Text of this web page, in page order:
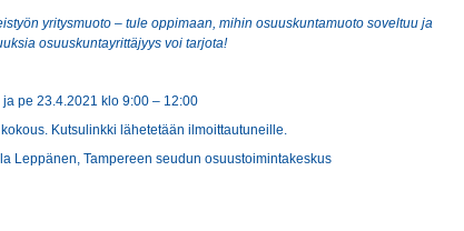
yritysmuoto – tule oppimaan, mihin osuuskuntamuoto soveltuu ja
osuuskuntayrittäjyys voi tarjota!
pe 23.4.2021 klo 9:00 – 12:00
kokous. Kutsulinkki lähetetään ilmoittautuneille.
Leppänen, Tampereen seudun osuustoimintakeskus